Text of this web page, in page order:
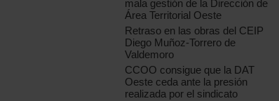
mala gestión de la Dirección de
Área Territorial Oeste
Retraso en las obras del CEIP
Diego Muñoz-Torrero de
Valdemoro
CCOO consigue que la DAT
Oeste ceda ante la presión
realizada por el sindicato